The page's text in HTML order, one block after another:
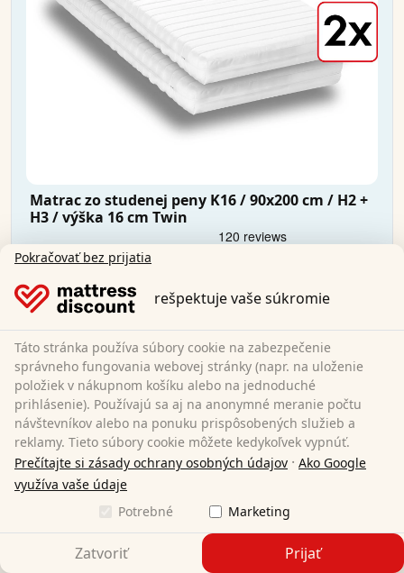
Matrac zo studenej peny K16 / 90x200 cm / H2 +
H3 / výška 16 cm Twin
Materiál:
Studená pena
Celková výška:
Stupeň tvrdosti:
H2/H3
134,95 €
Doprava zadarmo
K dispozícii ihneď
Zistite viac
Pokračovať bez prijatia
rešpektuje vaše súkromie
Táto stránka používa súbory cookie na zabezpečenie
správneho fungovania webovej stránky (napr. na uloženie
položiek v nákupnom košíku alebo na jednoduché
prihlásenie). Používajú sa aj na anonymné meranie počtu
návštevníkov alebo na ponuku prispôsobených služieb a
reklamy. Tieto súbory cookie môžete kedykoľvek vypnúť.
Prečítajte si zásady ochrany osobných údajov · Ako Google
využíva vaše údaje
Potrebné
Marketing
Zatvoriť Prijať